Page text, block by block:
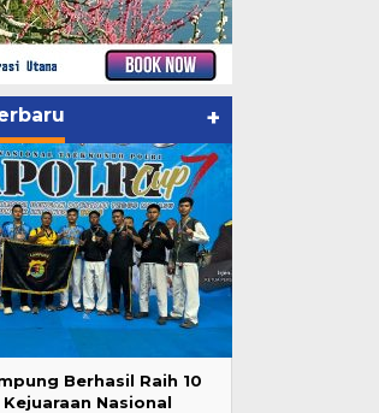
+
Berhasil Raih 10
Nasional